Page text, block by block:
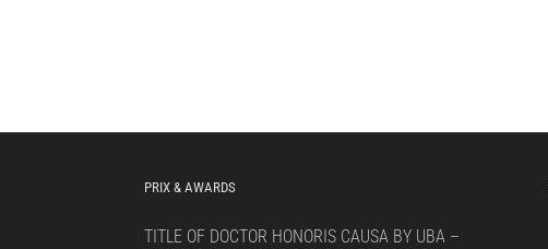
PRIX & AWARDS
TITLE OF DOCTOR HONORIS CAUSA BY UBA –